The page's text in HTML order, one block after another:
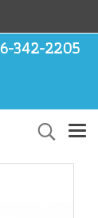
342-2205